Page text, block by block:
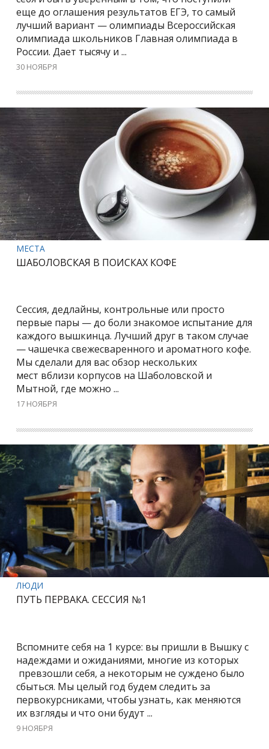
еще до оглашения результатов ЕГЭ, то самый
лучший вариант — олимпиады Всероссийская
олимпиада школьников Главная олимпиада в
России. Дает тысячу и ...
30 НОЯБРЯ
МЕСТА
ШАБОЛОВСКАЯ В ПОИСКАХ КОФЕ
Сессия, дедлайны, контрольные или просто
первые пары — до боли знакомое испытание для
каждого вышкинца. Лучший друг в таком случае
— чашечка свежесваренного и ароматного кофе.
Мы сделали для вас обзор нескольких
мест вблизи корпусов на Шаболовской и
Мытной, где можно ...
17 НОЯБРЯ
ЛЮДИ
ПУТЬ ПЕРВАКА. СЕССИЯ №1
Вспомните себя на 1 курсе: вы пришли в Вышку с
надеждами и ожиданиями, многие из которых
превзошли себя, а некоторым не суждено было
сбыться. Мы целый год будем следить за
первокурсниками, чтобы узнать, как меняются
их взгляды и что они будут ...
9 НОЯБРЯ